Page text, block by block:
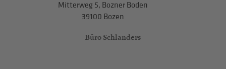
Mitterweg 5, Bozner Boden
39100 Bozen
Büro Schlanders